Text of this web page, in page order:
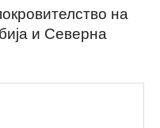
на
и Северна